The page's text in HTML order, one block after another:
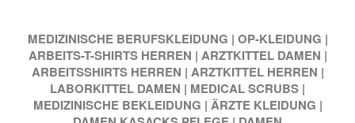
MEDIZINISCHE BERUFSKLEIDUNG | OP-KLEIDUNG |
ARBEITS-T-SHIRTS HERREN | ARZTKITTEL DAMEN |
ARBEITSSHIRTS HERREN | ARZTKITTEL HERREN |
LABORKITTEL DAMEN | MEDICAL SCRUBS |
MEDIZINISCHE BEKLEIDUNG | ÄRZTE KLEIDUNG |